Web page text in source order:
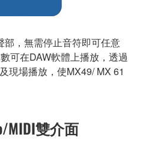
，無需停止音符即可任意
可在DAW軟體上播放，透過
現場播放，使MX49/ MX 61
MIDI雙介面